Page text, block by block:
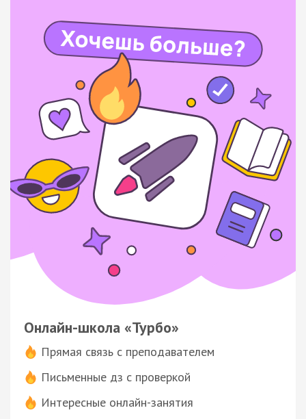
Онлайн-школа «Турбо»
Прямая связь с преподавателем
Письменные дз с проверкой
Интересные онлайн-занятия